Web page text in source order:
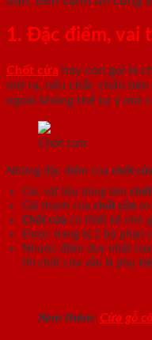
1. Đặc điểm, vai
Chốt cửa hay còn gọi là
mở ra, nếu chắc chắn
ngoài không thể tự ý mở
Chốt cửa
Những đặc điểm của chốt
Các vật liệu dùng làm
Giá thành của chốt cửa
Chốt cửa có thiết kế nhỏ
Được trang bị 2 bộ phận
Nhược điểm duy nhất của
thì chốt cửa vẫn là phụ
Xem thêm: Cửa gỗ